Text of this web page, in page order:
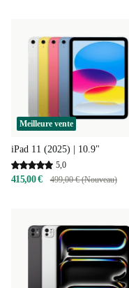
Meilleure vente
iPad 11 (2025) | 10.9"
5,0
415,00 € 499,00 € (Nouveau)